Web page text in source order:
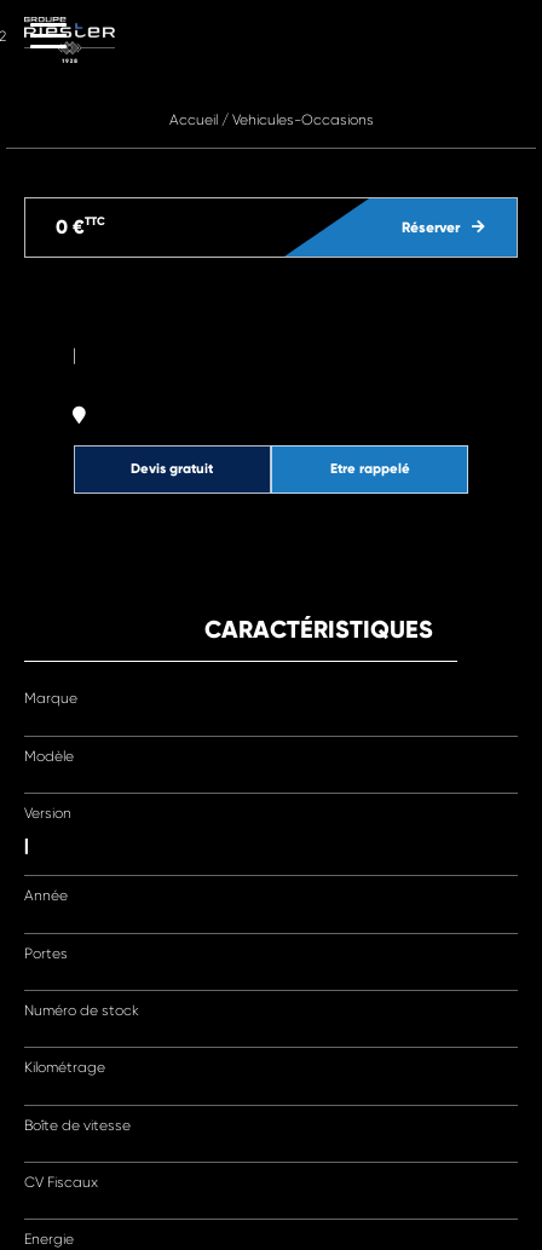
Accueil/ Vehicules-Occasions
Réserver
0 €TTC
|
Etre rappelé
Devis gratuit
CARACTÉRISTIQUES
Marque
Modèle
Version
|
Année
Portes
Numéro de stock
Kilométrage
Boîte de vitesse
CV Fiscaux
Energie